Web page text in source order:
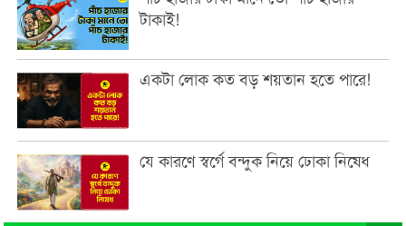
টাকাই!
একটা লোক কত বড় শয়তান হতে পারে!
যে কারণে স্বর্গে বন্দুক নিয়ে ঢোকা নিষেধ